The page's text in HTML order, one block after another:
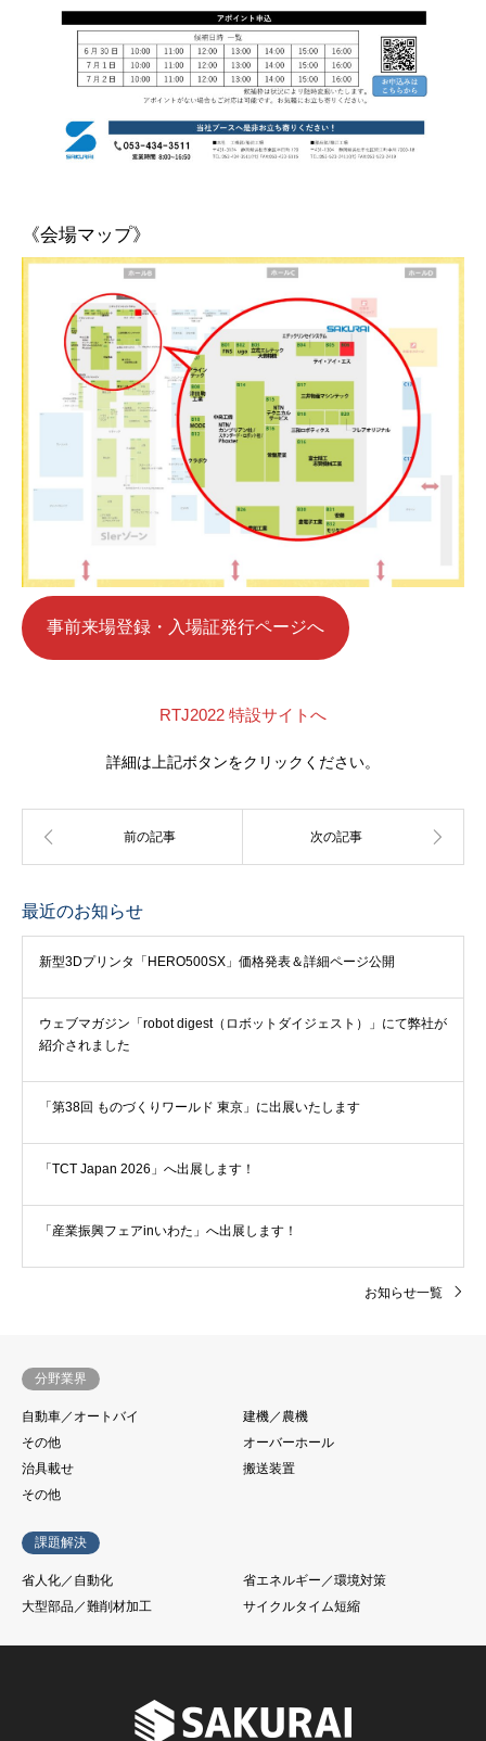
《会場マップ》
事前来場登録・入場証発行ページへ
RTJ2022 特設サイトへ
詳細は上記ボタンをクリックください。
最近のお知らせ
新型3Dプリンタ「HERO500SX」価格発表＆詳細ページ公開
ウェブマガジン「robot digest（ロボットダイジェスト）」にて弊社が
紹介されました
「第38回 ものづくりワールド 東京」に出展いたします
「TCT Japan 2026」へ出展します！
「産業振興フェアinいわた」へ出展します！
お知らせ一覧
分野業界
自動車／オートバイ
建機／農機
その他
オーバーホール
治具載せ
搬送装置
その他
課題解決
省人化／自動化
省エネルギー／環境対策
大型部品／難削材加工
サイクルタイム短縮